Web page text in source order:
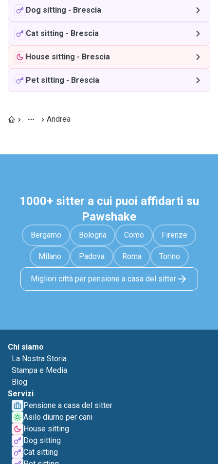
Dog sitting - Brescia
Cat sitting - Brescia
House sitting - Brescia
Pet sitting - Brescia
Andrea
1000+ sitter a cui puoi affidarti su
Pawshake
Bergamo Bologna Como Firenze
Milano Padova Roma Torino
Migliori città per pensione a casa del sitter
Chi siamo
La Nostra Storia
Stampa e Media
Blog
Servizi
Pensione a casa del sitter
Asilo diurno per cani
House sitting
Dog sitting
Cat sitting